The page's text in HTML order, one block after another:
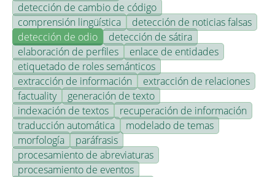
detección de cambio de código
comprensión lingüística
detección de noticias falsas
detección de odio
detección de sátira
elaboración de perfiles
enlace de entidades
etiquetado de roles semánticos
extracción de información
extracción de relaciones
factuality
generación de texto
indexación de textos
recuperación de información
traducción automática
modelado de temas
morfología
paráfrasis
procesamiento de abreviaturas
procesamiento de eventos